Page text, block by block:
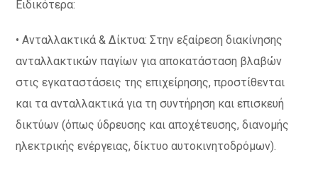
Ειδικότερα:
• Ανταλλακτικά & Δίκτυα: Στην εξαίρεση διακίνησης
ανταλλακτικών παγίων για αποκατάσταση βλαβών
στις εγκαταστάσεις της επιχείρησης, προστίθενται
και τα ανταλλακτικά για τη συντήρηση και επισκευή
δικτύων (όπως ύδρευσης και αποχέτευσης, διανομής
ηλεκτρικής ενέργειας, δίκτυο αυτοκινητοδρόμων).